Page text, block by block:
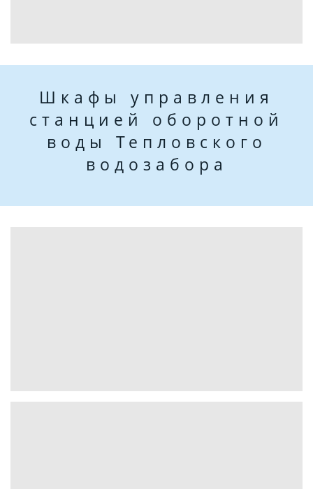
Шкафы управления
станцией оборотной
воды Тепловского
водозабора